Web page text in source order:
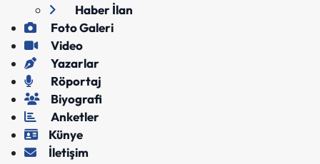
Haber İlan
Foto Galeri
Video
Yazarlar
Röportaj
Biyografi
Anketler
Künye
İletişim